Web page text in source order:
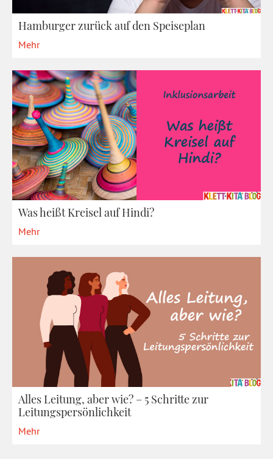
Hamburger zurück auf den Speiseplan
Mehr
Was heißt Kreisel auf Hindi?
Mehr
Alles Leitung, aber wie? – 5 Schritte zur
Leitungspersönlichkeit
Mehr